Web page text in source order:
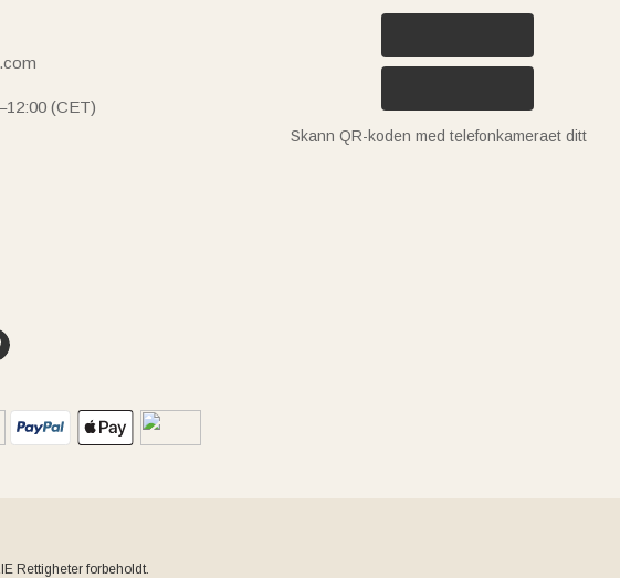
(CET)
Skann QR-koden med telefonkameraet ditt
Rettigheter forbeholdt.